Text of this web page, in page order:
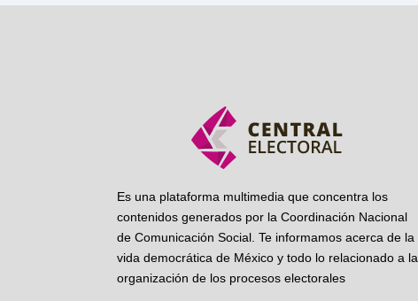
Es una plataforma multimedia que concentra los
contenidos generados por la Coordinación Nacional
de Comunicación Social. Te informamos acerca de la
vida democrática de México y todo lo relacionado a la
organización de los procesos electorales